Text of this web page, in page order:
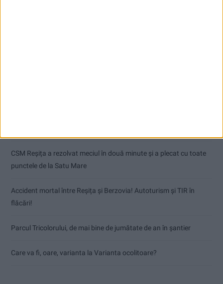
CSM Reșița a rezolvat meciul în două minute și a plecat cu toate
punctele de la Satu Mare
Accident mortal între Reșița și Berzovia! Autoturism și TIR în
flăcări!
Parcul Tricolorului, de mai bine de jumătate de an în șantier
Care va fi, oare, varianta la Varianta ocolitoare?